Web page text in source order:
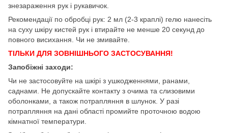
знезараження рук і рукавичок.
Рекомендації по обробці рук: 2 мл (2-3 краплі) гелю нанесіть
на суху шкіру кистей рук і втирайте не менше 20 секунд до
повного висихання. Чи не змивайте.
ТІЛЬКИ ДЛЯ ЗОВНІШНЬОГО ЗАСТОСУВАННЯ!
Запобіжні заходи:
Чи не застосовуйте на шкірі з ушкодженнями, ранами,
саднами. Не допускайте контакту з очима та слизовими
оболонками, а також потрапляння в шлунок. У разі
потрапляння на дані області промийте проточною водою
кімнатної температури.